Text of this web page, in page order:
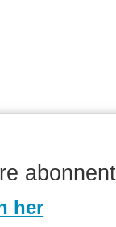
abonnent
her